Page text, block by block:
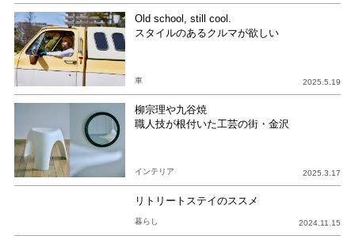
Old school, still cool.
スタイルのあるクルマが欲しい
車 2025.5.19
柳宗理や九谷焼
職人技が根付いた工芸の街・金沢
インテリア 2025.3.17
リトリートステイのススメ